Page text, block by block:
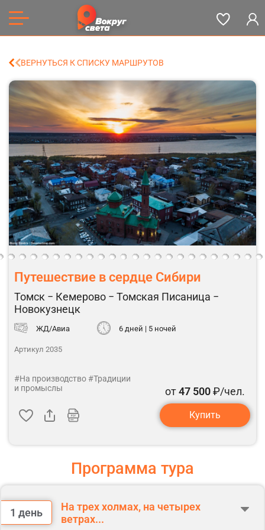
ВЕРНУТЬСЯ К СПИСКУ МАРШРУТОВ
Путешествие в сердце Сибири
Томск − Кемерово − Томская Писаница −
Новокузнецк
ЖД/Авиа 6 дней | 5 ночей
Артикул 2035
#На производство #Традиции
и промыслы
от47 500₽/чел.
Купить
Программа тура
1 день
На трех холмах, на четырех
ветрах...